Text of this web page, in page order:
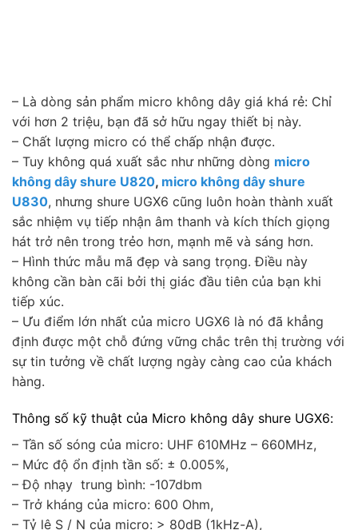
– Là dòng sản phẩm micro không dây giá khá rẻ: Chỉ
với hơn 2 triệu, bạn đã sở hữu ngay thiết bị này.
– Chất lượng micro có thể chấp nhận được.
– Tuy không quá xuất sắc như những dòng micro
không dây shure U820, micro không dây shure
U830, nhưng shure UGX6 cũng luôn hoàn thành xuất
sắc nhiệm vụ tiếp nhận âm thanh và kích thích giọng
hát trở nên trong trẻo hơn, mạnh mẽ và sáng hơn.
– Hình thức mẫu mã đẹp và sang trọng. Điều này
không cần bàn cãi bởi thị giác đầu tiên của bạn khi
tiếp xúc.
– Ưu điểm lớn nhất của micro UGX6 là nó đã khẳng
định được một chỗ đứng vững chắc trên thị trường với
sự tin tưởng về chất lượng ngày càng cao của khách
hàng.
Thông số kỹ thuật của Micro không dây shure UGX6:
– Tần số sóng của micro: UHF 610MHz – 660MHz,
– Mức độ ổn định tần số: ± 0.005%,
– Độ nhạy trung bình: -107dbm
– Trở kháng của micro: 600 Ohm,
– Tỷ lệ S / N của micro: > 80dB (1kHz-A),